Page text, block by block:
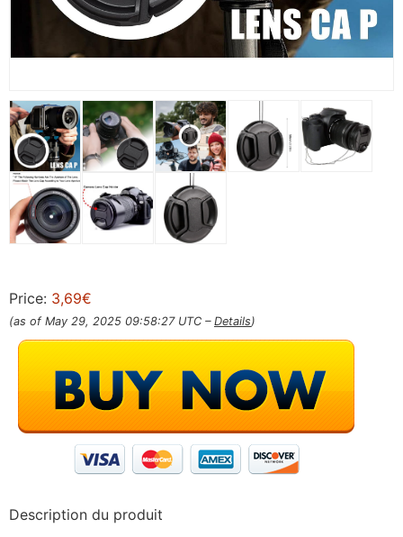
Price: 3,69€
(as of May 29, 2025 09:58:27 UTC – Details)
Description du produit